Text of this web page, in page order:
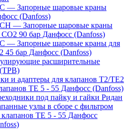
— Запорные шаровые краны
(Danfoss)
— Запорные шаровые краны
CO2 90 бар Данфосс (Danfoss)
— Запорные шаровые краны для
45 бар Данфосс (Danfoss)
расширительные
и адаптеры для клапанов T2/TE2
TE 5 - 55 Данфосс (Danfoss)
под пайку и гайки Ридан
узлы в сборе с фильтром
клапанов TE 5 - 55 Данфосс